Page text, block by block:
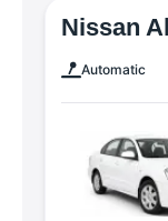
Nissan
Automatic